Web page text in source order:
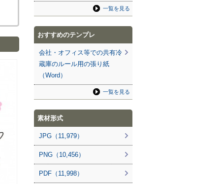
一覧を見る
おすすめのテンプレ
会社・オフィス等での共有冷
蔵庫のルール用の張り紙
（Word）
一覧を見る
素材形式
JPG（11,979）
PNG（10,456）
PDF（11,998）